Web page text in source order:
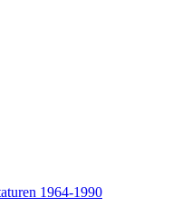
1964-1990